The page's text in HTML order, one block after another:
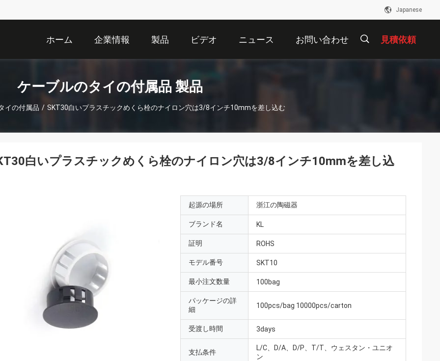
Japanese
ホーム 企業情報 製品 ビデオ ニュース お問い合わせ 見積依頼
ケーブルのタイの付属品 製品
イの付属品 / SKT30白いプラスチックめくら栓のナイロン穴は3/8インチ10mmを差し込む
白いプラスチックめくら栓のナイロン穴は3/8インチ10mmを差し込
起源の場所 浙江の陶磁器
ブランド名 KL
証明 ROHS
モデル番号 SKT10
最小注文数量 100bag
パッケージの詳
細
100pcs/bag 10000pcs/carton
受渡し時間 3days
支払条件
L/C、D/A、D/P、T/T、ウェスタン・ユニオ
ン